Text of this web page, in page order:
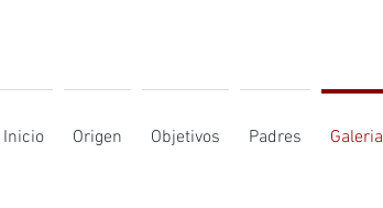
Inicio Origen Objetivos Padres Galeria